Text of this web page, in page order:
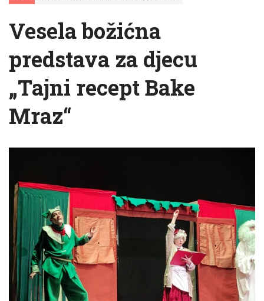
Vesela božićna
predstava za djecu
„Tajni recept Bake
Mraz“